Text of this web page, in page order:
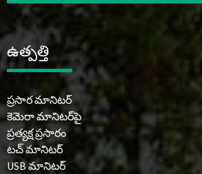
ఉత్పత్తి
ప్రసార మానిటర్
కెమెరా మానిటర్‌పై
ప్రత్యక్ష ప్రసారం
టచ్ మానిటర్
USB మానిటర్